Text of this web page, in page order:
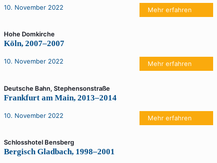
Mehr erfahren
10. November 2022
Hohe Domkirche
Köln, 2007–2007
Mehr erfahren
10. November 2022
Deutsche Bahn, Stephensonstraße
Frankfurt am Main, 2013–2014
Mehr erfahren
10. November 2022
Schlosshotel Bensberg
Bergisch Gladbach, 1998–2001